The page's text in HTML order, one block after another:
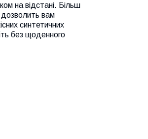
на відстані. Більш
дозволить вам
синтетичних
без щоденного